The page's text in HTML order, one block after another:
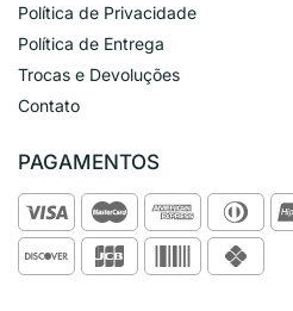
Política de Privacidade
Política de Entrega
Trocas e Devoluções
Contato
PAGAMENTOS